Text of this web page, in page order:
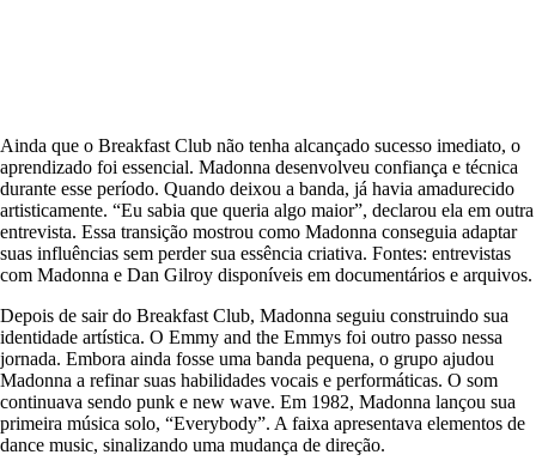
Ainda que o Breakfast Club não tenha alcançado sucesso imediato, o
aprendizado foi essencial. Madonna desenvolveu confiança e técnica
durante esse período. Quando deixou a banda, já havia amadurecido
artisticamente. “Eu sabia que queria algo maior”, declarou ela em outra
entrevista. Essa transição mostrou como Madonna conseguia adaptar
suas influências sem perder sua essência criativa. Fontes: entrevistas
com Madonna e Dan Gilroy disponíveis em documentários e arquivos.
Depois de sair do Breakfast Club, Madonna seguiu construindo sua
identidade artística. O Emmy and the Emmys foi outro passo nessa
jornada. Embora ainda fosse uma banda pequena, o grupo ajudou
Madonna a refinar suas habilidades vocais e performáticas. O som
continuava sendo punk e new wave. Em 1982, Madonna lançou sua
primeira música solo, “Everybody”. A faixa apresentava elementos de
dance music, sinalizando uma mudança de direção.